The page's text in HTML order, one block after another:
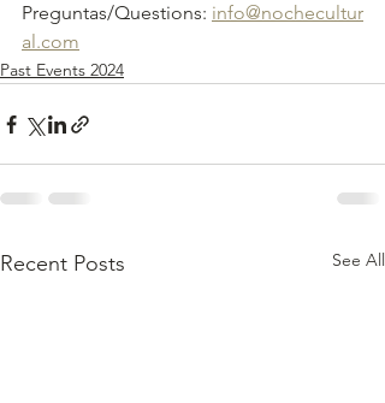
Preguntas/Questions: info@nochecultur
al.com
Past Events 2024
Recent Posts See All